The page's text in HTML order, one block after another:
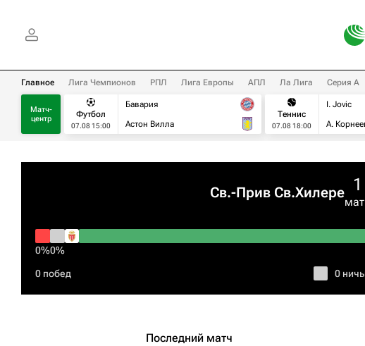
Главное Лига Чемпионов РПЛ Лига Европы АПЛ Ла Лига Серия А
Матч-
центр
Футбол
07.08 15:00
Бавария
Астон Вилла
Теннис
07.08 18:00
I. Jovic
А.
Св.-Прив Св.Хилере 1
0%0%
0 побед 0
Последний матч